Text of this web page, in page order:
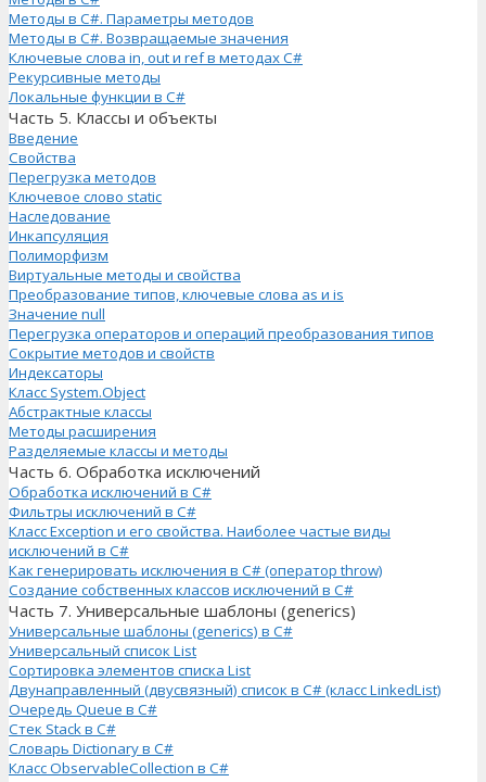
Методы в C#. Параметры методов
Методы в C#. Возвращаемые значения
Ключевые слова in, out и ref в методах C#
Рекурсивные методы
Локальные функции в C#
Часть 5. Классы и объекты
Введение
Свойства
Перегрузка методов
Ключевое слово static
Наследование
Инкапсуляция
Полиморфизм
Виртуальные методы и свойства
Преобразование типов, ключевые слова as и is
Значение null
Перегрузка операторов и операций преобразования типов
Сокрытие методов и свойств
Индексаторы
Класс System.Object
Абстрактные классы
Методы расширения
Разделяемые классы и методы
Часть 6. Обработка исключений
Обработка исключений в C#
Фильтры исключений в C#
Класс Exception и его свойства. Наиболее частые виды
исключений в C#
Как генерировать исключения в C# (оператор throw)
Создание собственных классов исключений в C#
Часть 7. Универсальные шаблоны (generics)
Универсальные шаблоны (generics) в C#
Универсальный список List
Сортировка элементов списка List
Двунаправленный (двусвязный) список в C# (класс LinkedList)
Очередь Queue в C#
Стек Stack в C#
Словарь Dictionary в C#
Класс ObservableCollection в C#